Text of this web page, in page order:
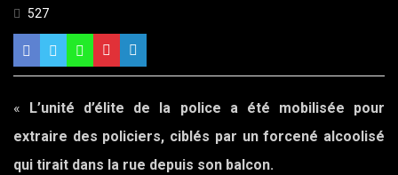
527
«
L’unité d’élite de la police a été mobilisée pour
extraire des policiers, ciblés par un forcené alcoolisé
qui tirait dans la rue depuis son balcon.